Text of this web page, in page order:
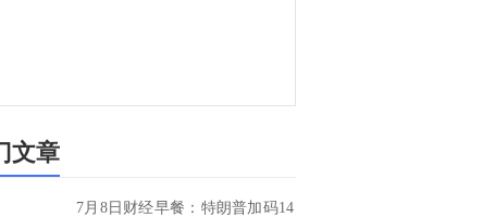
文章
7月8日财经早餐：特朗普加码14